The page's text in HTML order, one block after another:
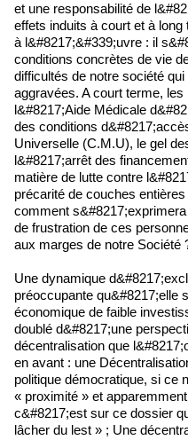
et une responsabilité de
effets induits à court et à
à l&#8217;&#339;uvre : il
conditions concrètes de vie
difficultés de notre société
aggravées. A court terme,
l&#8217;Aide Médicale
des conditions
Universelle (C.M.U), le gel
l&#8217;arrêt des
matière de lutte contre
précarité de couches
comment
de frustration de ces
aux marges de notre Société
Une dynamique
préoccupante qu&#8217;elle
économique de faible
doublé d&#8217;une
décentralisation que
en avant : une
politique démocratique, si ce
« proximité » et
c&#8217;est sur ce dossier
lâcher du lest » ; Une